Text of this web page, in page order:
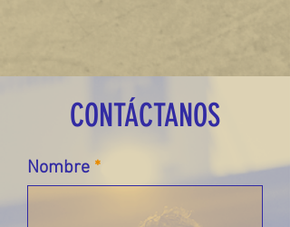
CONTÁCTANOS
Nombre